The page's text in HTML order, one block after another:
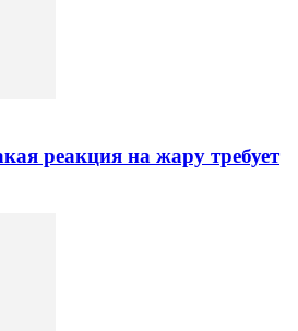
реакция на жару требует